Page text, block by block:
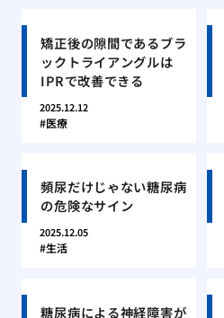
矯正後の隙間であるブラ
ックトライアングルは
IPRで改善できる
2025.12.12
医療
頻尿だけじゃない糖尿病
の危険なサイン
2025.12.05
生活
糖尿病による神経障害が